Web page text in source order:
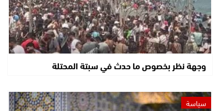
وجهة نظر بخصوص ما حدث في سبتة المحتلة
سياسة